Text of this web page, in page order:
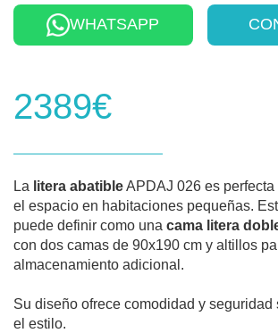
WHATSAPP
2389€
La litera abatibleAPDAJ 026 es
el espacio en habitaciones pequeñas.
puede definir como una cama litera
con dos camas de 90x190 cm y altillos
almacenamiento adicional.
Su diseño ofrece comodidad y seguridad
el estilo.